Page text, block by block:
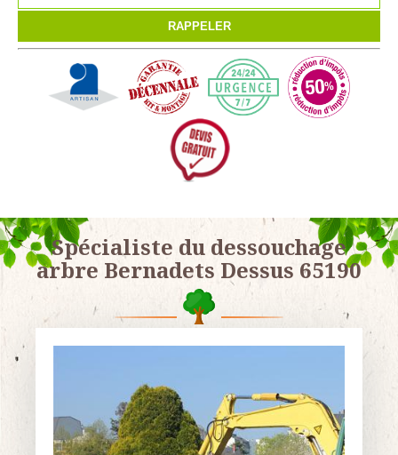
Spécialiste du dessouchage
arbre Bernadets Dessus 65190